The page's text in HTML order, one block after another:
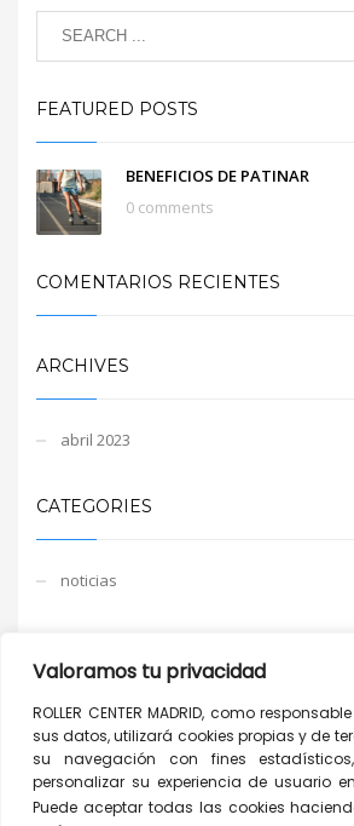
Valoramos tu privacidad
ROLLER CENTER MADRID, como
sus datos, utilizará cookies propias y de
su navegación con fines
personalizar su experiencia de usuario
Puede aceptar todas las cookies
FEATURED POSTS
BENEFICIOS DE PATINAR
0 comments
COMENTARIOS RECIENTES
ARCHIVES
abril 2023
CATEGORIES
noticias
Acceder
Feed de entradas
Feed de comentarios